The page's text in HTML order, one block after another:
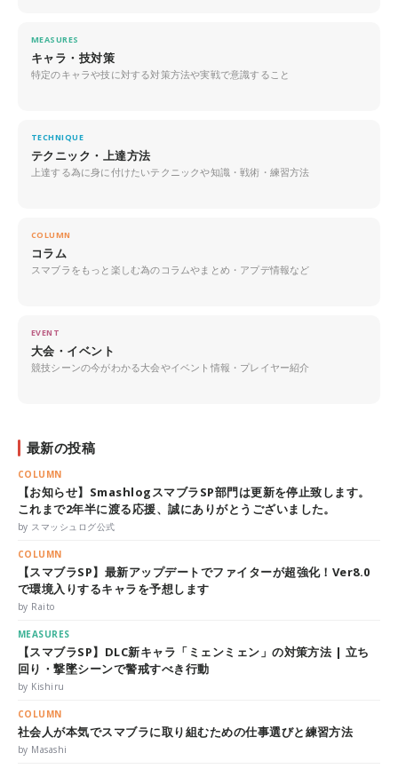
MEASURES
キャラ・技対策
特定のキャラや技に対する対策方法や実戦で意識すること
TECHNIQUE
テクニック・上達方法
上達する為に身に付けたいテクニックや知識・戦術・練習方法
COLUMN
コラム
スマブラをもっと楽しむ為のコラムやまとめ・アプデ情報など
EVENT
大会・イベント
競技シーンの今がわかる大会やイベント情報・プレイヤー紹介
最新の投稿
COLUMN
【お知らせ】SmashlogスマブラSP部門は更新を停止致します。
これまで2年半に渡る応援、誠にありがとうございました。
by スマッシュログ公式
COLUMN
【スマブラSP】最新アップデートでファイターが超強化！Ver8.0
で環境入りするキャラを予想します
by Raito
MEASURES
【スマブラSP】DLC新キャラ「ミェンミェン」の対策方法 | 立ち
回り・撃墜シーンで警戒すべき行動
by Kishiru
COLUMN
社会人が本気でスマブラに取り組むための仕事選びと練習方法
by Masashi